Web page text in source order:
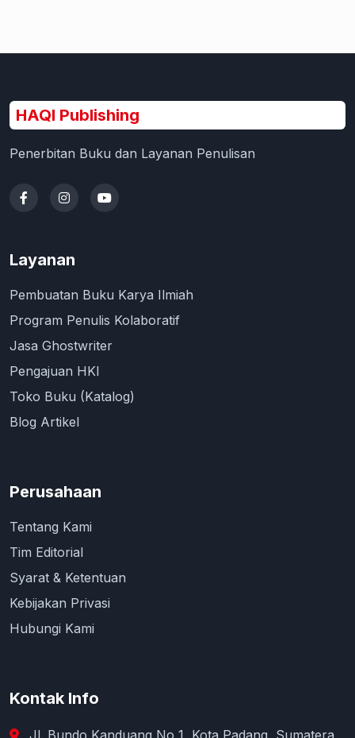
HAQI Publishing
Penerbitan Buku dan Layanan Penulisan
Layanan
Pembuatan Buku Karya Ilmiah
Program Penulis Kolaboratif
Jasa Ghostwriter
Pengajuan HKI
Toko Buku (Katalog)
Blog Artikel
Perusahaan
Tentang Kami
Tim Editorial
Syarat & Ketentuan
Kebijakan Privasi
Hubungi Kami
Kontak Info
Jl. Bundo Kanduang No 1, Kota Padang, Sumatera